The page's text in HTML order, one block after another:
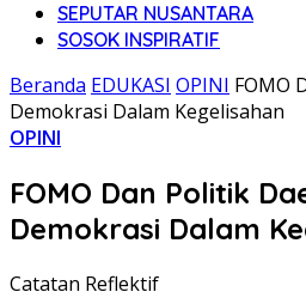
SEPUTAR NUSANTARA
SOSOK INSPIRATIF
Beranda EDUKASI OPINI FOMO
Demokrasi Dalam Kegelisahan
OPINI
FOMO Dan Politik
Demokrasi Dalam
Catatan Reflektif